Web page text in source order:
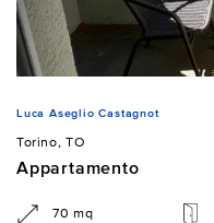
Luca Aseglio Castagnot
Torino, TO
Appartamento
70 mq